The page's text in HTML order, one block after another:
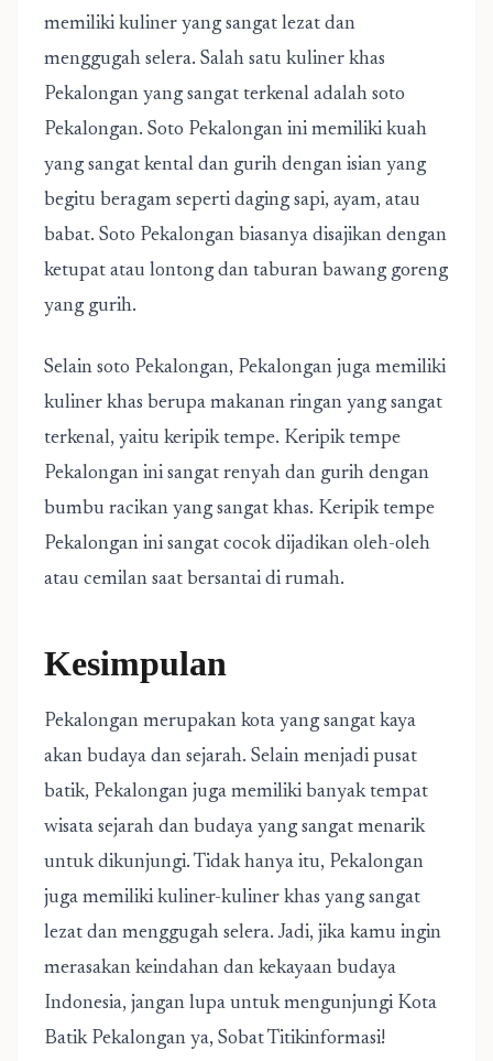
memiliki kuliner yang sangat lezat dan
menggugah selera. Salah satu kuliner khas
Pekalongan yang sangat terkenal adalah soto
Pekalongan. Soto Pekalongan ini memiliki kuah
yang sangat kental dan gurih dengan isian yang
begitu beragam seperti daging sapi, ayam, atau
babat. Soto Pekalongan biasanya disajikan dengan
ketupat atau lontong dan taburan bawang goreng
yang gurih.
Selain soto Pekalongan, Pekalongan juga memiliki
kuliner khas berupa makanan ringan yang sangat
terkenal, yaitu keripik tempe. Keripik tempe
Pekalongan ini sangat renyah dan gurih dengan
bumbu racikan yang sangat khas. Keripik tempe
Pekalongan ini sangat cocok dijadikan oleh-oleh
atau cemilan saat bersantai di rumah.
Kesimpulan
Pekalongan merupakan kota yang sangat kaya
akan budaya dan sejarah. Selain menjadi pusat
batik, Pekalongan juga memiliki banyak tempat
wisata sejarah dan budaya yang sangat menarik
untuk dikunjungi. Tidak hanya itu, Pekalongan
juga memiliki kuliner-kuliner khas yang sangat
lezat dan menggugah selera. Jadi, jika kamu ingin
merasakan keindahan dan kekayaan budaya
Indonesia, jangan lupa untuk mengunjungi Kota
Batik Pekalongan ya, Sobat Titikinformasi!